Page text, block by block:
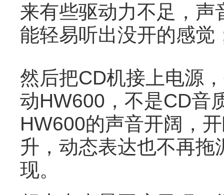
来有些驱动力不足，声
能轻易听出没开的感觉
然后把CD机接上电源
动HW600，不是CD音
HW600的声音开阔，
升，动态表达也不再
现。